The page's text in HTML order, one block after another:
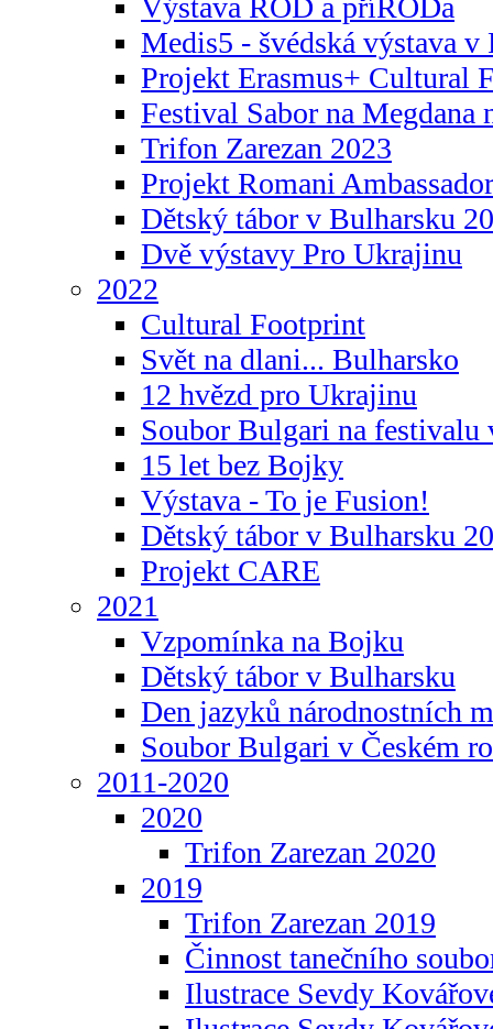
Výstava ROD a příRODa
Medis5 - švédská výstava v
Projekt Erasmus+ Cultural
Festival Sabor na Megdana
Trifon Zarezan 2023
Projekt Romani
Dětský tábor v Bulharsku
Dvě výstavy Pro Ukrajinu
2022
Cultural Footprint
Svět na dlani... Bulharsko
12 hvězd pro Ukrajinu
Soubor Bulgari na festivalu
15 let bez Bojky
Výstava - To je Fusion!
Dětský tábor v Bulharsku
Projekt CARE
2021
Vzpomínka na Bojku
Dětský tábor v Bulharsku
Den jazyků národnostních
Soubor Bulgari v Českém
2011-2020
2020
Trifon Zarezan 2020
2019
Trifon Zarezan 2019
Činnost tanečního
Ilustrace Sevdy